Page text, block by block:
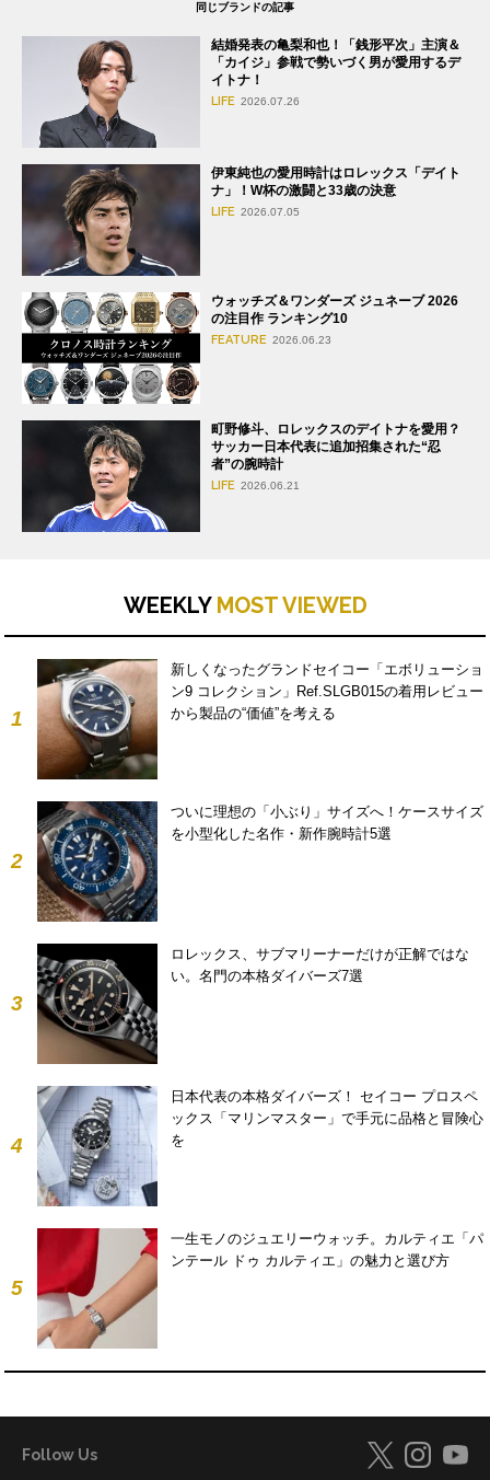
同じブランドの記事
結婚発表の亀梨和也！「銭形平次」主演＆
「カイジ」参戦で勢いづく男が愛用するデ
イトナ！
LIFE 2026.07.26
伊東純也の愛用時計はロレックス「デイト
ナ」！W杯の激闘と33歳の決意
LIFE 2026.07.05
ウォッチズ＆ワンダーズ ジュネーブ 2026
の注目作 ランキング10
FEATURE 2026.06.23
町野修斗、ロレックスのデイトナを愛用？
サッカー日本代表に追加招集された“忍
者”の腕時計
LIFE 2026.06.21
WEEKLY MOST VIEWED
1
新しくなったグランドセイコー「エボリューショ
ン9 コレクション」Ref.SLGB015の着用レビュー
から製品の“価値”を考える
2
ついに理想の「小ぶり」サイズへ！ケースサイズ
を小型化した名作・新作腕時計5選
3
ロレックス、サブマリーナーだけが正解ではな
い。名門の本格ダイバーズ7選
4
日本代表の本格ダイバーズ！ セイコー プロスペ
ックス「マリンマスター」で手元に品格と冒険心
を
5
一生モノのジュエリーウォッチ。カルティエ「パ
ンテール ドゥ カルティエ」の魅力と選び方
Follow Us